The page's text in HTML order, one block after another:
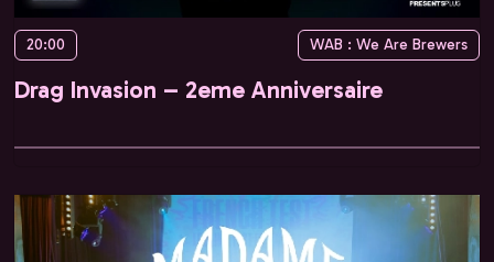
20:00 WAB : We Are Brewers
Drag Invasion – 2eme Anniversaire